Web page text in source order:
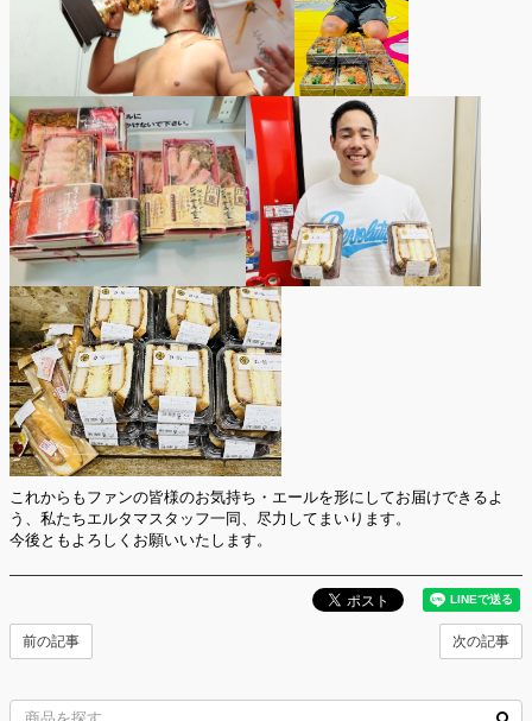
これからもファンの皆様のお気持ち・エールを形にしてお届けできるよ
う、私たちエルタマスタッフ一同、尽力してまいります。
今後ともよろしくお願いいたします。
次の記事
前の記事